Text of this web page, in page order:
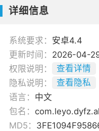
详细信息
系统要求： 安卓4.4
更新时间： 2026-04-
权限说明：
查看详情
隐私说明：
查看隐私
语言： 中文
包名：
MD5：